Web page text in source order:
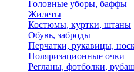
Головные уборы, баффы
Жилеты
Костюмы, куртки, штаны
Обувь, заброды
Перчатки, рукавицы,
Поляризационные очки
Регланы, фотболки,